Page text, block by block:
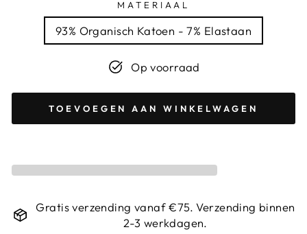
MATERIAAL
93% Organisch Katoen - 7% Elastaan
Op voorraad
TOEVOEGEN AAN WINKELWAGEN
Gratis verzending vanaf €75. Verzending binnen
2-3 werkdagen.